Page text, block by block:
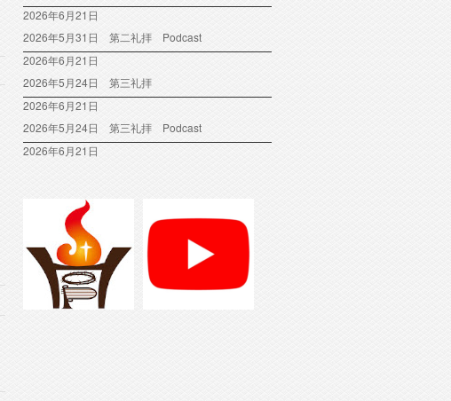
2026年6月21日
2026年5月31日 第二礼拝 Podcast
2026年6月21日
2026年5月24日 第三礼拝
2026年6月21日
2026年5月24日 第三礼拝 Podcast
2026年6月21日